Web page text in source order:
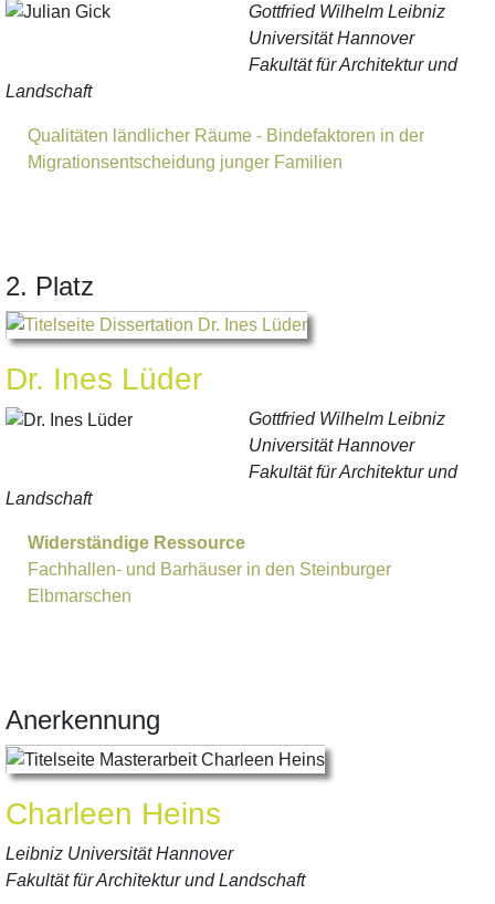
Gottfried Wilhelm Leibniz
Universität Hannover
Fakultät für Architektur und
Landschaft
Qualitäten ländlicher Räume - Bindefaktoren in der
Migrationsentscheidung junger Familien
2. Platz
Dr. Ines Lüder
Gottfried Wilhelm Leibniz
Universität Hannover
Fakultät für Architektur und
Landschaft
Widerständige Ressource
Fachhallen- und Barhäuser in den Steinburger
Elbmarschen
Anerkennung
Charleen Heins
Leibniz Universität Hannover
Fakultät für Architektur und Landschaft